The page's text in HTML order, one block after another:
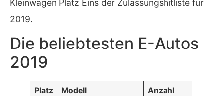
Kleinwagen Platz Eins der Zulassungshitliste für
2019.
Die beliebtesten E-Autos
2019
Platz Modell
Anzahl